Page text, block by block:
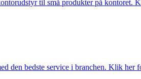
til små produkter på kontoret.
den bedste service i branchen. Klik her